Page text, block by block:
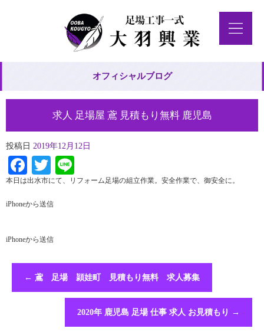
オフィシャルブログ
求人 足場屋 鳶 見積もり無料 鹿児島
投稿日 2019年12月12日
Facebook
Twitter
本日は出水市にて、リフォーム足場の組立作業。安全作業で、御安全に。
iPhoneから送信
iPhoneから送信
← 鳶 足場 頴娃町 見積もり無料 求人募集
2020年 鹿児島 足場 仕事 求人 お見積もり →